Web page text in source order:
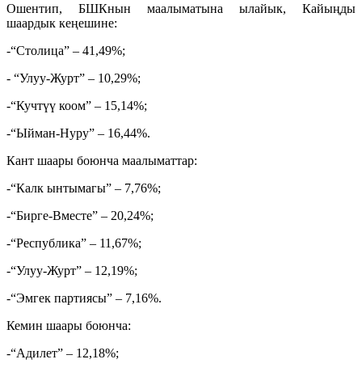
Ошентип, БШКнын маалыматына ылайык, Кайыңды
шаардык кеңешине:
-“Столица” – 41,49%;
- “Улуу-Журт” – 10,29%;
-“Кучтүү коом” – 15,14%;
-“Ыйман-Нуру” – 16,44%.
Кант шаары боюнча маалыматтар:
-“Калк ынтымагы” – 7,76%;
-“Бирге-Вместе” – 20,24%;
-“Республика” – 11,67%;
-“Улуу-Журт” – 12,19%;
-“Эмгек партиясы” – 7,16%.
Кемин шаары боюнча:
-“Адилет” – 12,18%;